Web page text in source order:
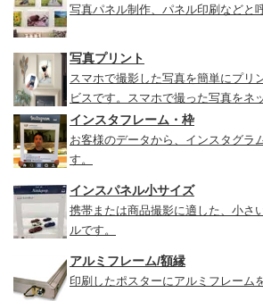
写真パネル制作、パネル印刷などと
写真プリント
スマホで撮影した写真を簡単にプリ
ビスです。スマホで撮った写真をネ
インスタフレーム・枠
お客様のデータから、インスタグラ
す。
インスパネル小サイズ
携帯または商品撮影に適した、小さ
ルです。
アルミフレーム/額縁
印刷したポスターにアルミフレーム